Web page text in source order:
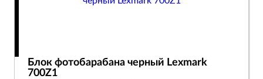
Блок фотобарабана черный Lexmark
700Z1